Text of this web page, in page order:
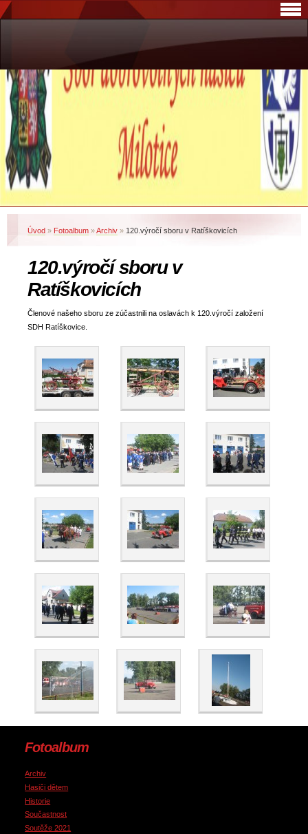
Úvod » Fotoalbum »Archiv » 120.výročí sboru v Ratíškovicích
120.výročí sboru v
Ratíškovicích
Členové našeho sboru ze zúčastnili na oslavách k 120.výročí založení
SDH Ratíškovice.
Fotoalbum
Archiv
Hasiči dětem
Historie
Součastnost
Soutěže 2021